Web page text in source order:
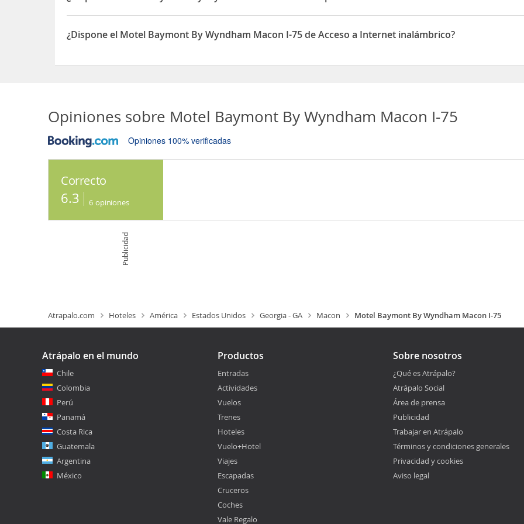
Sí, el Motel Baymont By Wyndham Macon I-75 dispone de Aparcamiento
¿Dispone el Motel Baymont By Wyndham Macon I-75 de Acceso a Internet inalámbrico?
Opiniones sobre Motel Baymont By Wyndham Macon I-75
Opiniones 100% verificadas
Correcto
6.3 6 opiniones
Publicidad
Atrapalo.com Hoteles América Estados Unidos Georgia - GA Macon Motel Baymont By Wyndham Macon I-75
Atrápalo en el mundo
Chile
Colombia
Perú
Panamá
Costa Rica
Guatemala
Argentina
México
Productos
Entradas
Actividades
Vuelos
Trenes
Hoteles
Vuelo+Hotel
Viajes
Escapadas
Cruceros
Coches
Vale Regalo
Sobre nosotros
¿Qué es Atrápalo?
Atrápalo Social
Área de prensa
Publicidad
Trabajar en Atrápalo
Términos y condiciones generales
Privacidad y cookies
Aviso legal